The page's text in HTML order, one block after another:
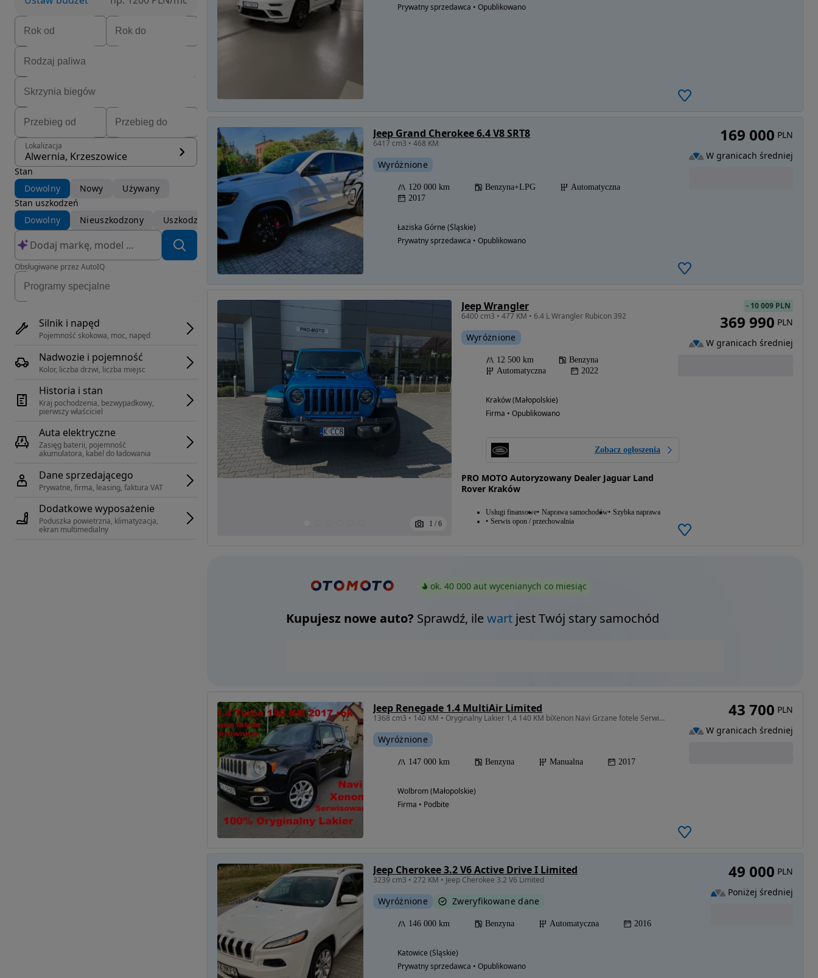
Lokalizacja
Alwernia, Krzeszowice
Stan
Dowolny
Nowy
Używany
Stan uszkodzeń
Dowolny
Nieuszkodzony Uszkodzony
Obsługiwane przez AutoIQ
Silnik i napęd
Pojemność skokowa, moc, napęd
Nadwozie i pojemność
Kolor, liczba drzwi, liczba miejsc
Historia i stan
Kraj pochodzenia, bezwypadkowy,
pierwszy właściciel
Auta elektryczne
Zasięg baterii, pojemność
akumulatora, kabel do ładowania
Dane sprzedającego
Prywatne, firma, leasing, faktura VAT
Dodatkowe wyposażenie
Poduszka powietrzna, klimatyzacja,
ekran multimedialny
Prywatny sprzedawca • Opublikowano
Jeep Grand Cherokee 6.4 V8 SRT8
6417 cm3 • 468 KM
Wyróżnione
120 000 km Benzyna+LPG
Automatyczna
2017
Łaziska Górne (Śląskie)
Prywatny sprzedawca • Opublikowano
169 000 PLN
W granicach średniej
1 / 6
Jeep Wrangler
6400 cm3 • 477 KM • 6.4 L Wrangler Rubicon 392
Wyróżnione
12 500 km
Benzyna
Automatyczna
2022
Kraków (Małopolskie)
Firma • Opublikowano
Zobacz ogłoszenia
PRO MOTO Autoryzowany Dealer Jaguar Land
Rover Kraków
Usługi finansowe Naprawa samochodów Szybka naprawa
Serwis opon / przechowalnia
- 10 009 PLN
369 990 PLN
W granicach średniej
ok. 40 000 aut wycenianych co miesiąc
Kupujesz nowe auto? Sprawdź, ilewartjest Twój stary samochód
Jeep Renegade 1.4 MultiAir Limited
1368 cm3 • 140 KM • Oryginalny Lakier 1,4 140 KM biXenon Navi Grzane fotele Serwisowany
Wyróżnione
147 000 km Benzyna Manualna 2017
Wolbrom (Małopolskie)
Firma • Podbite
43 700 PLN
W granicach średniej
Jeep Cherokee 3.2 V6 Active Drive I Limited
3239 cm3 • 272 KM • Jeep Cherokee 3.2 V6 Limited
Wyróżnione Zweryfikowane dane
146 000 km Benzyna Automatyczna 2016
Katowice (Śląskie)
Prywatny sprzedawca • Opublikowano
49 000 PLN
Poniżej średniej